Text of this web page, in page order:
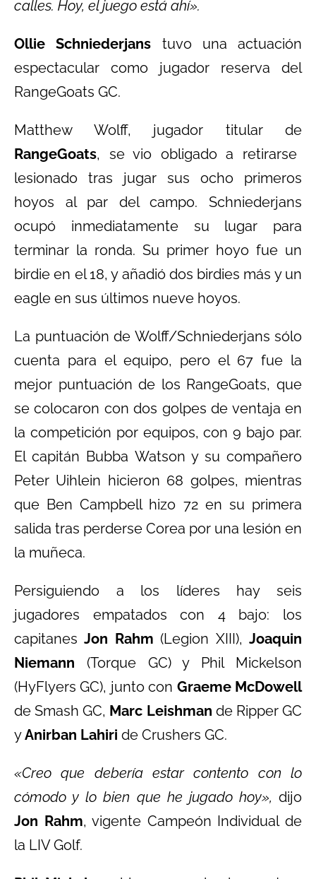
calles. Hoy, el juego está ahí».
Ollie Schniederjans tuvo una actuación
espectacular como jugador reserva del
RangeGoats GC.
Matthew Wolff, jugador titular de
RangeGoats, se vio obligado a retirarse
lesionado tras jugar sus ocho primeros
hoyos al par del campo. Schniederjans
ocupó inmediatamente su lugar para
terminar la ronda. Su primer hoyo fue un
birdie en el 18, y añadió dos birdies más y un
eagle en sus últimos nueve hoyos.
La puntuación de Wolff/Schniederjans sólo
cuenta para el equipo, pero el 67 fue la
mejor puntuación de los RangeGoats, que
se colocaron con dos golpes de ventaja en
la competición por equipos, con 9 bajo par.
El capitán Bubba Watson y su compañero
Peter Uihlein hicieron 68 golpes, mientras
que Ben Campbell hizo 72 en su primera
salida tras perderse Corea por una lesión en
la muñeca.
Persiguiendo a los líderes hay seis
jugadores empatados con 4 bajo: los
capitanesJon Rahm (Legion XIII),Joaquin
Niemann (Torque GC) y Phil Mickelson
(HyFlyers GC), junto con Graeme McDowell
de Smash GC, Marc Leishman de Ripper GC
yAnirban Lahiri de Crushers GC.
«Creo que debería estar contento con lo
cómodo y lo bien que he jugado hoy», dijo
Jon Rahm, vigente Campeón Individual de
la LIV Golf.